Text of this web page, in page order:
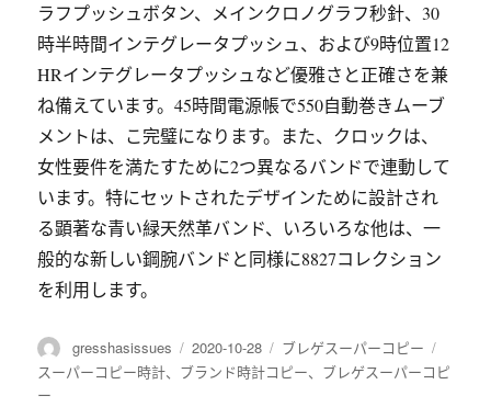
ラフプッシュボタン、メインクロノグラフ秒針、30
時半時間インテグレータプッシュ、および9時位置12
HRインテグレータプッシュなど優雅さと正確さを兼
ね備えています。45時間電源帳で550自動巻きムーブ
メントは、こ完璧になります。また、クロックは、
女性要件を満たすために2つ異なるバンドで連動して
います。特にセットされたデザインために設計され
る顕著な青い緑天然革バンド、いろいろな他は、一
般的な新しい鋼腕バンドと同様に8827コレクション
を利用します。
作
者
gresshasissues
发
布
2020-10-28
分
类
ブレゲスーパーコピー
签
スーパーコピー時計、 ブランド時計コピー、 ブレゲスーパーコピ
ー